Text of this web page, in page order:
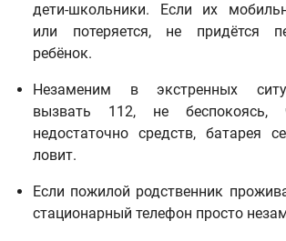
дети-школьники. Если их
или потеряется, не придётся
ребёнок.
Незаменим в экстренных
вызвать 112, не
недостаточно средств, батарея
ловит.
Если пожилой родственник
стационарный телефон просто